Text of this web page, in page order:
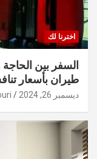
اخترنا لك
السفر بين
طيران بأسعار
ديسمبر 26, 2024